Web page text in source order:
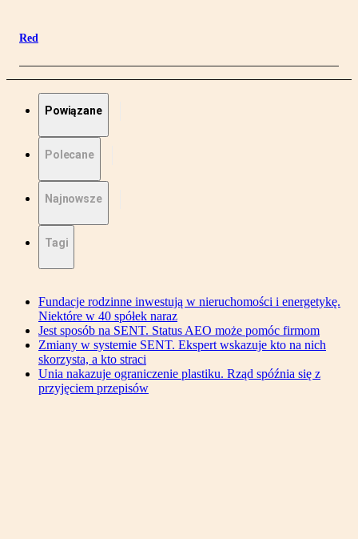
Red
Powiązane
Polecane
Najnowsze
Tagi
Fundacje rodzinne inwestują w nieruchomości i energetykę.
Niektóre w 40 spółek naraz
Jest sposób na SENT. Status AEO może pomóc firmom
Zmiany w systemie SENT. Ekspert wskazuje kto na nich
skorzysta, a kto straci
Unia nakazuje ograniczenie plastiku. Rząd spóźnia się z
przyjęciem przepisów